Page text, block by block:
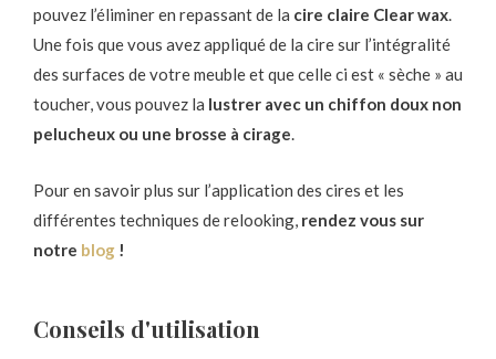
pouvez l’éliminer en repassant de la cire claire Clear wax.
Une fois que vous avez appliqué de la cire sur l’intégralité
des surfaces de votre meuble et que celle ci est « sèche » au
toucher, vous pouvez la lustrer avec un chiffon doux non
pelucheux ou une brosse à cirage.
Pour en savoir plus sur l’application des cires et les
différentes techniques de relooking, rendez vous sur
notre blog !
Conseils d'utilisation